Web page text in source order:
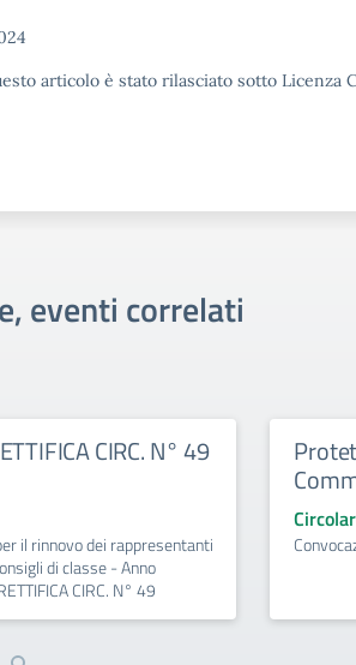
articolo è stato rilasciato sotto Licenza
eventi correlati
CIRC. N° 49
il rinnovo dei rappresentanti
di classe - Anno
CIRC. N° 49